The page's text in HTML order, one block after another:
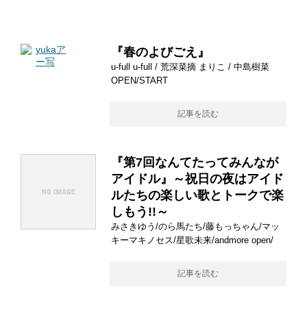
『春のよびごえ』
u-full u-full / 荒深菜摘 まりこ / 中島樹菜
OPEN/START
記事を読む
『第7回なんてたってみんなが
アイドル』～祝日の夜はアイド
ルたちの楽しい歌とトークで楽
しもう!!～
みさきゆう/のら馬たち/藤もっちゃん/マッ
キーマキノセス/星歌未来/andmore open/
記事を読む